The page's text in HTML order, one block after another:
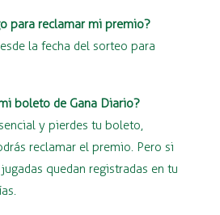
para reclamar mi premio?
la fecha del sorteo para
boleto de Gana Diario?
y pierdes tu boleto,
reclamar el premio. Pero si
quedan registradas en tu